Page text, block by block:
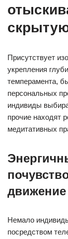
Присутствует
укрепления
темперамента,
персональных
индивиды
прочие находят
медитативных
движение
Немало
посредством